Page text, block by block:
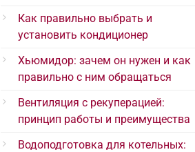
Как правильно выбрать и
установить кондиционер
Хьюмидор: зачем он нужен и как
правильно с ним обращаться
Вентиляция с рекуперацией:
принцип работы и преимущества
Водоподготовка для котельных: